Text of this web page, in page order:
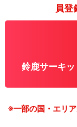
員登
鈴鹿サーキ
※一部の国・エリ